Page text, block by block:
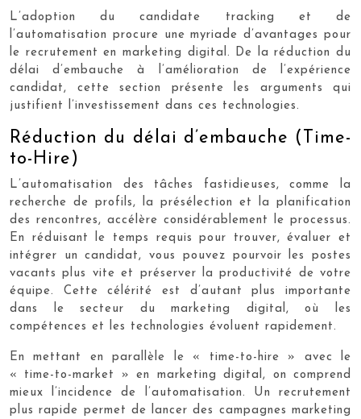
L’adoption du candidate tracking et de
l’automatisation procure une myriade d’avantages pour
le recrutement en marketing digital. De la réduction du
délai d’embauche à l’amélioration de l’expérience
candidat, cette section présente les arguments qui
justifient l’investissement dans ces technologies.
Réduction du délai d’embauche (Time-
to-Hire)
L’automatisation des tâches fastidieuses, comme la
recherche de profils, la présélection et la planification
des rencontres, accélère considérablement le processus.
En réduisant le temps requis pour trouver, évaluer et
intégrer un candidat, vous pouvez pourvoir les postes
vacants plus vite et préserver la productivité de votre
équipe. Cette célérité est d’autant plus importante
dans le secteur du marketing digital, où les
compétences et les technologies évoluent rapidement.
En mettant en parallèle le « time-to-hire » avec le
« time-to-market » en marketing digital, on comprend
mieux l’incidence de l’automatisation. Un recrutement
plus rapide permet de lancer des campagnes marketing